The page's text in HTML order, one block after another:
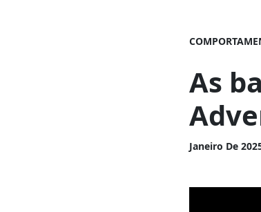
As
Janeiro De